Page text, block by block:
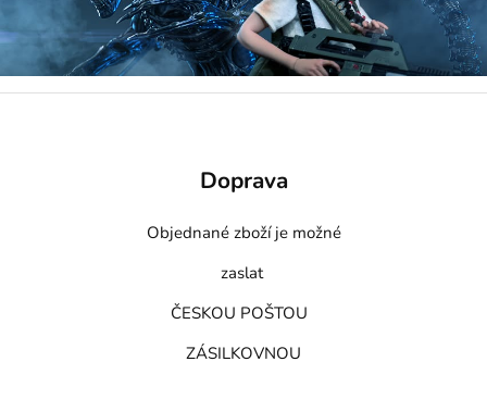
Doprava
Objednané zboží je možné
zaslat
ČESKOU POŠTOU
ZÁSILKOVNOU